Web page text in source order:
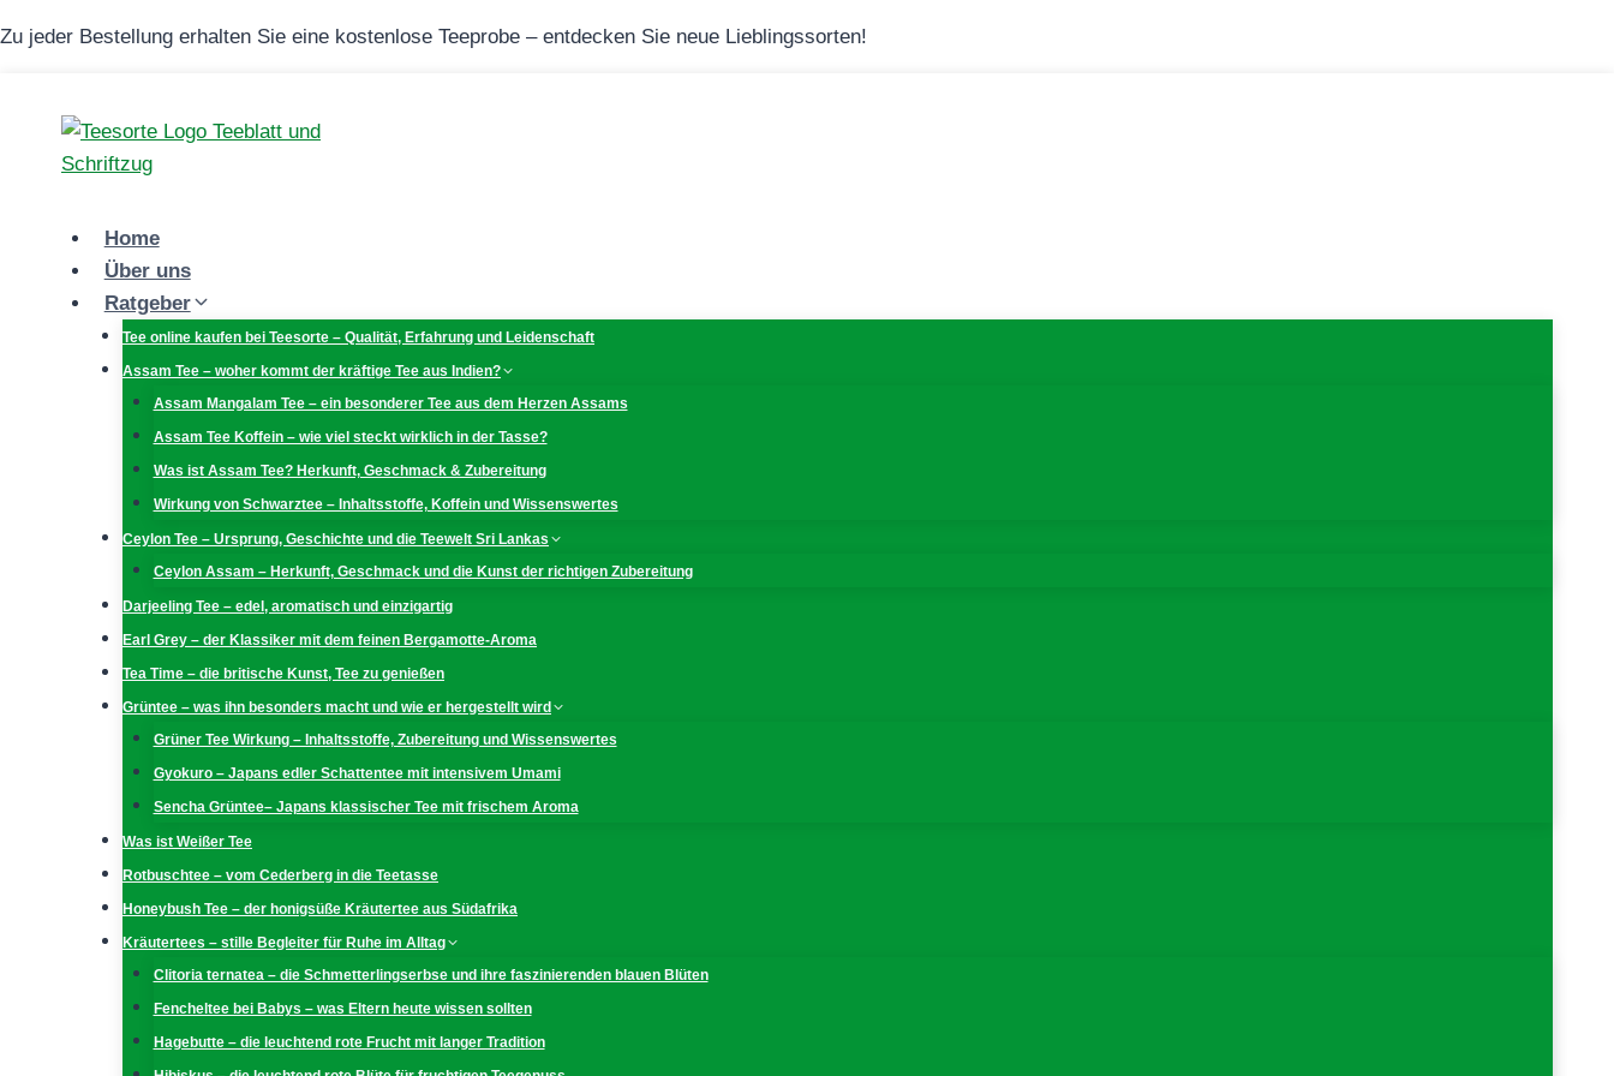
Inhalt
Zu jeder Bestellung erhalten Sie eine kostenlose Teeprobe – entdecken Sie neue Lieblingssorten!
Home
Über uns
Ratgeber
Tee online kaufen bei Teesorte – Qualität, Erfahrung und Leidenschaft
Assam Tee – woher kommt der kräftige Tee aus Indien?
Assam Mangalam Tee – ein besonderer Tee aus dem Herzen Assams
Assam Tee Koffein – wie viel steckt wirklich in der Tasse?
Was ist Assam Tee? Herkunft, Geschmack & Zubereitung
Wirkung von Schwarztee – Inhaltsstoffe, Koffein und Wissenswertes
Ceylon Tee – Ursprung, Geschichte und die Teewelt Sri Lankas
Ceylon Assam – Herkunft, Geschmack und die Kunst der richtigen Zubereitung
Darjeeling Tee – edel, aromatisch und einzigartig
Earl Grey – der Klassiker mit dem feinen Bergamotte-Aroma
Tea Time – die britische Kunst, Tee zu genießen
Grüntee – was ihn besonders macht und wie er hergestellt wird
Grüner Tee Wirkung – Inhaltsstoffe, Zubereitung und Wissenswertes
Gyokuro – Japans edler Schattentee mit intensivem Umami
Sencha Grüntee– Japans klassischer Tee mit frischem Aroma
Was ist Weißer Tee
Rotbuschtee – vom Cederberg in die Teetasse
Honeybush Tee – der honigsüße Kräutertee aus Südafrika
Kräutertees – stille Begleiter für Ruhe im Alltag
Clitoria ternatea – die Schmetterlingserbse und ihre faszinierenden blauen Blüten
Fencheltee bei Babys – was Eltern heute wissen sollten
Hagebutte – die leuchtend rote Frucht mit langer Tradition